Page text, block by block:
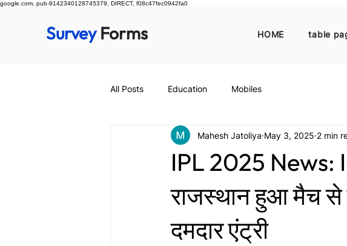
google.com, pub-9142340128745379, DIRECT, f08c47fec0942fa0
Survey Forms HOME table
All Posts Education Mobiles
IPL 2025 News:
राजस्थान हुआ मैच से
दमदार एंट्री
Mahesh Jatoliya May 3, 2025 2 min